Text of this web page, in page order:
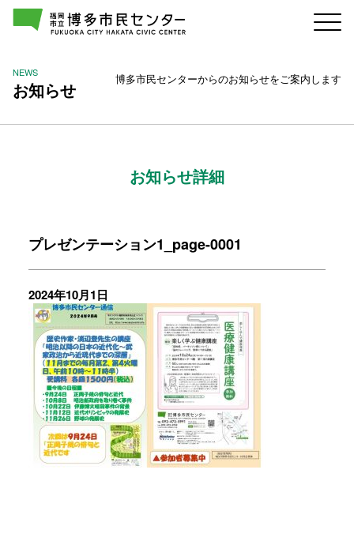
NEWS
お知らせ 博多市民センターからのお知らせをご案内します
お知らせ詳細
プレゼンテーション1_page-0001
2024年10月1日